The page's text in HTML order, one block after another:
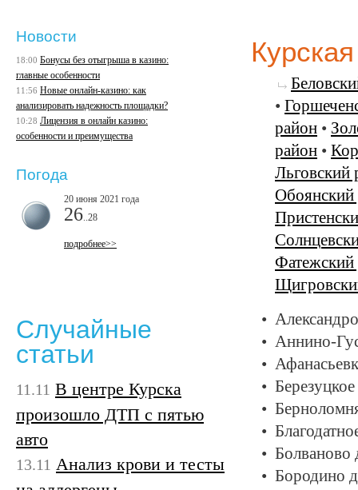
•
район •
район •
Льговский
Обоянский
Фатежский
Аннино-
Болваново
Бородино
Новости
18:00 Бонусы без отыгрыша в казино:
главные особенности
11:56 Новые онлайн-казино: как
анализировать надежность площадки?
10:28 Лицензия в онлайн казино:
особенности и преимущества
Погода
20 июня 2021 года
26 ..28
подробнее>>
Случайные
статьи
11.11 В центре Курска
произошло ДТП с пятью
авто
13.11 Анализ крови и тесты